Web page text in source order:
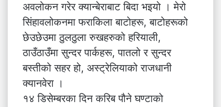
अवलोकन गरेर क्यान्बेराबाट बिदा भइयो । मेरो
सिंहावलोकनमा फराकिला बाटोहरू, बाटोहरूको
छेउछेउमा ठुलठुला रुखहरुको हरियाली,
ठाउँठाउँमा सुन्दर पार्कहरू, पातलो र सुन्दर
बस्तीको सहर हो, अस्ट्रेलियाको राजधानी
क्यानवेरा ।
१४ डिसेम्बरका दिन करिब पौने घण्टाको